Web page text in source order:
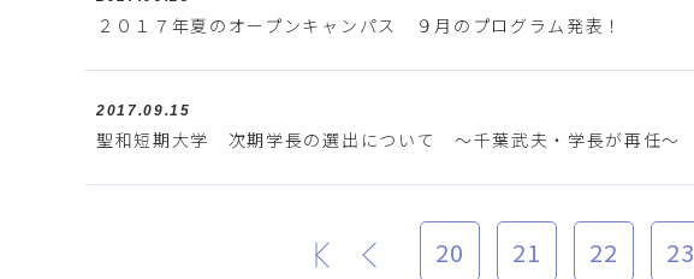
２０１７年夏のオープンキャンパス ９月のプログラム発表！
2017.09.15
聖和短期大学 次期学長の選出について ～千葉武夫・学長が再任～
最初 20 21 22 23